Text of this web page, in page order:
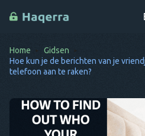
Home
Gidsen
Hoe kun je de berichten van je
telefoon aan te raken?